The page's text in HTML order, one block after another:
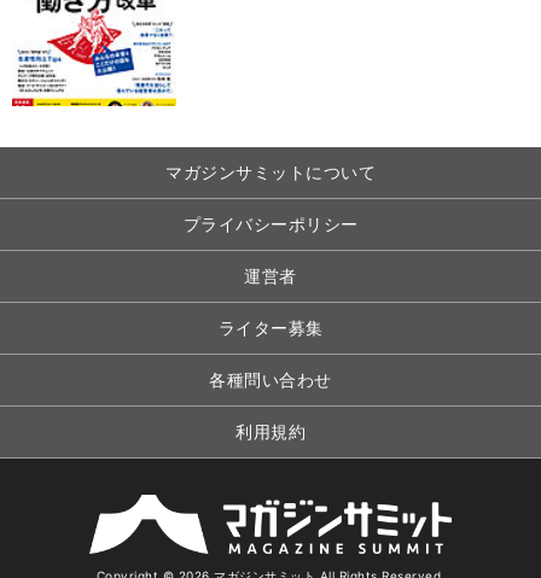
マガジンサミットについて
プライバシーポリシー
運営者
ライター募集
各種問い合わせ
利用規約
Copyright © 2026 マガジンサミット All Rights Reserved.